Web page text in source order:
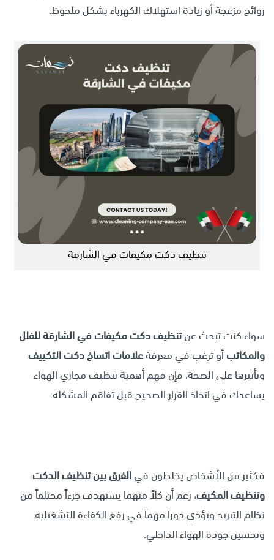
روائح مزعجة أو زيادة استهلاك الكهرباء بشكل ملحوظ.
تنظيف دكت مكيفات في الشارقة
سواء كنت تبحث عنتنظيف دكت مكيفات في الشارقة للفلل
والمكاتبأو ترغب في معرفةعلامات اتساخ دكت التكييف
وتأثيرها على الصحة، فإن فهم أهمية تنظيف مجاري الهواء
يساعدك في اتخاذ القرار الصحيح قبل تفاقم المشكلة.
فكثير من الأشخاص يخلطون فيالفرق بينتنظيف الدكت
وتنظيف المكيف، رغم أن كلاً منهما يستهدف جزءاً مختلفاً من
نظام التبريد ويؤدي دوراً مهماً في رفع الكفاءة التشغيلية
وتحسين جودة الهواء الداخلي.